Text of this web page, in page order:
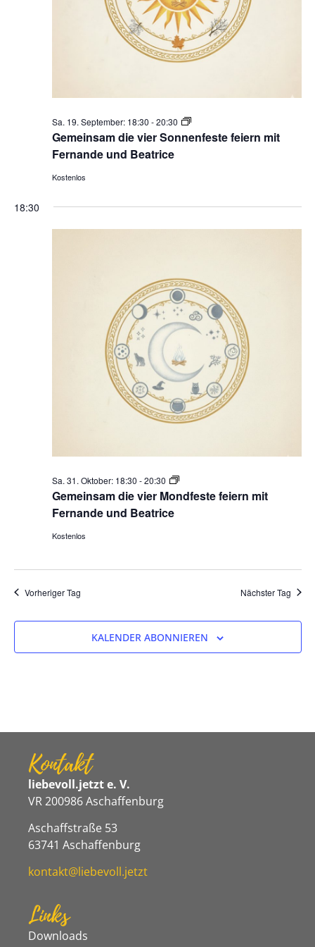
Gemeinsam die vier Sonnenfeste feiern mit
Fernande und Beatrice
Sa. 19. September: 18:30 -20:30
Gemeinsam
die
Kostenlos
18:30
Gemeinsam die vier Mondfeste feiern mit
Fernande und Beatrice
Sa. 31. Oktober: 18:30 -20:30
Gemeinsam
die
Kostenlos
Vorheriger Tag Nächster Tag
KALENDER ABONNIEREN
Kontakt
liebevoll.jetzt e. V.
VR 200986 Aschaffenburg
Aschaffstraße 53
63741 Aschaffenburg
kontakt@liebevoll.jetzt
Links
Downloads